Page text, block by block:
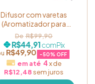
Difusor com varetas
(Aromatizador para
ambientes) 250ml -
Cheirinho JM 2.0
R$49,90 -50% OFF
R$99,90
R$44,91comPix
4xde
R$12,48sem juros